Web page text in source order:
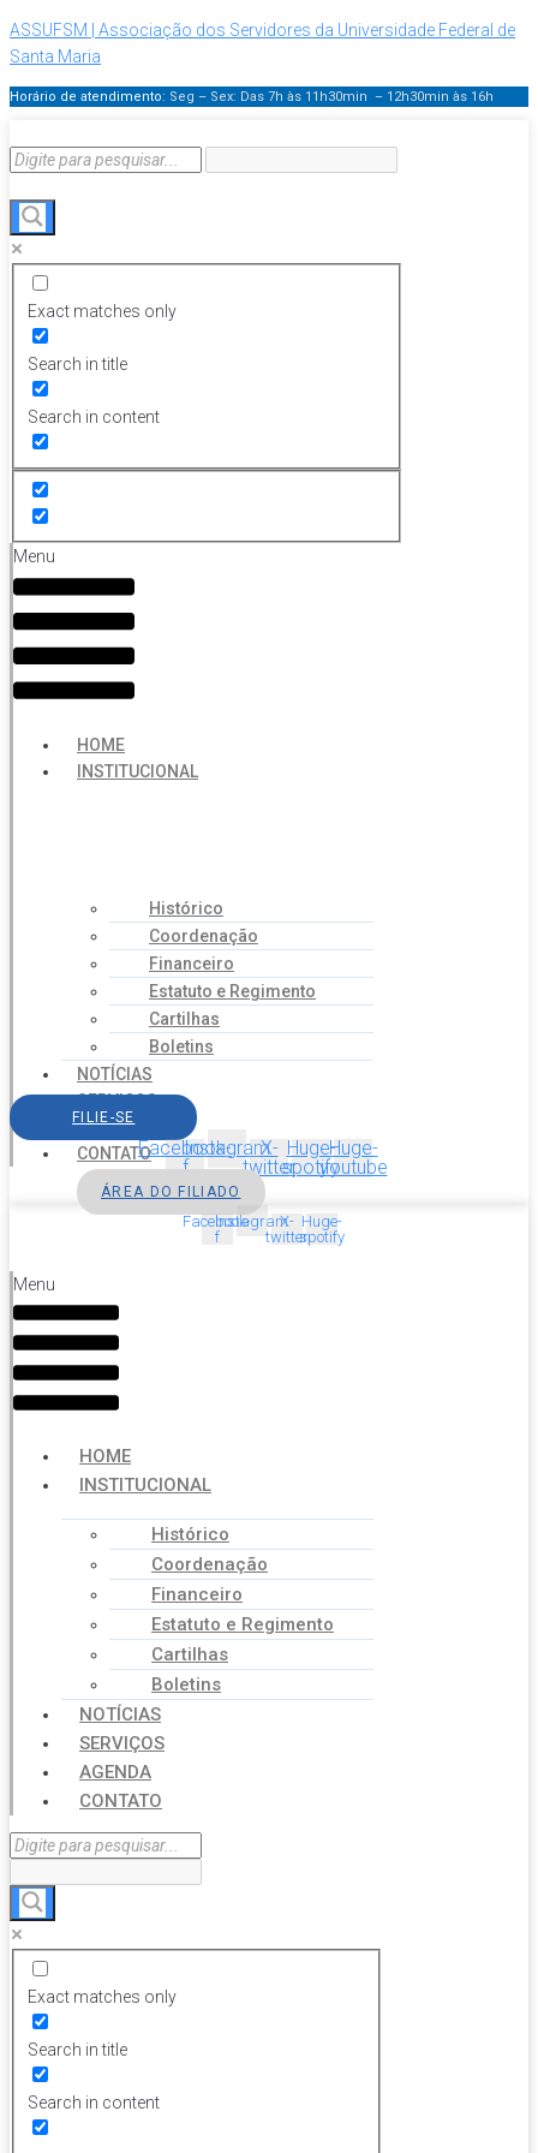
ASSUFSM | Associação dos Servidores da Universidade Federal de
Santa Maria
Horário de atendimento: Seg – Sex: Das 7h às 11h30min – 12h30min às 16h
Exact matches only
Search in title
Search in content
Menu
HOME
INSTITUCIONAL
Histórico
Coordenação
Financeiro
Estatuto e Regimento
Cartilhas
Boletins
NOTÍCIAS
SERVIÇOS
AGENDA
CONTATO
FILIE-SE
Facebook-
f
InstagramX-
twitter
Huge-
spotify
Huge-
youtube
ÁREA DO FILIADO
Facebook-
f
InstagramX-
twitter
Huge-
spotify
Menu
HOME
INSTITUCIONAL
Histórico
Coordenação
Financeiro
Estatuto e Regimento
Cartilhas
Boletins
NOTÍCIAS
SERVIÇOS
AGENDA
CONTATO
Exact matches only
Search in title
Search in content